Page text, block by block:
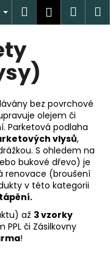
Hledat
bez povrchové
olejem či
Parketová podlaha
vlysů,
S ohledem na
bukové dřevo) je
renovace (broušení
v této kategorii
až 3 vzorky
či Zásilkovny
!